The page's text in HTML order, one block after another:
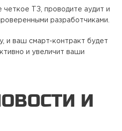
четкое ТЗ, проводите аудит и
разработчиками.
и ваш смарт-контракт будет
и увеличит ваши
И